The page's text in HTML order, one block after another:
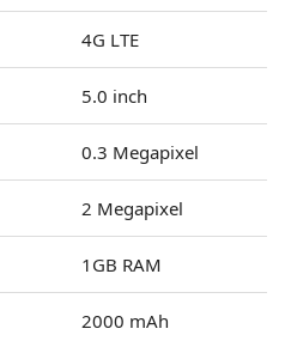
4G LTE
5.0 inch
0.3 Megapixel
2 Megapixel
1GB RAM
2000 mAh